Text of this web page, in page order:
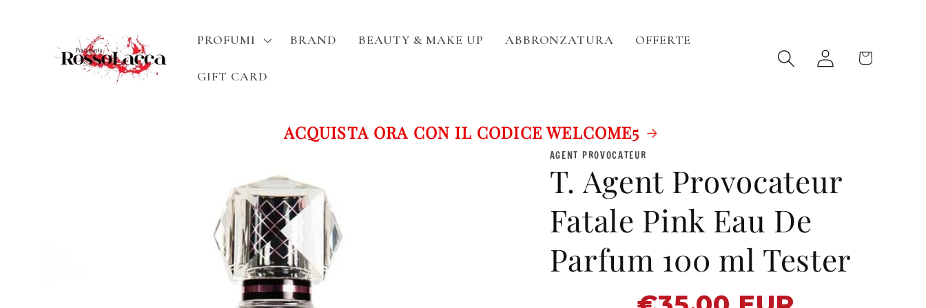
PROFUMI BRAND BEAUTY & MAKE UP ABBRONZATURA OFFERTE
GIFT CARD
Accedi Carrello
ACQUISTA ORA CON IL CODICE WELCOME5
AGENT PROVOCATEUR
T. Agent Provocateur
Fatale Pink Eau De
Parfum 100 ml Tester
Prezzo